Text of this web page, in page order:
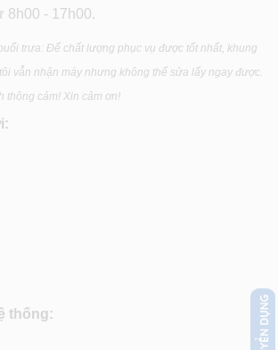
- 17h00.
trưa: Để chất lượng phục vụ được tốt nhất, khung
vẫn nhận máy nhưng không thể sửa lấy ngay được.
thông cảm! Xin cảm ơn!
thống: